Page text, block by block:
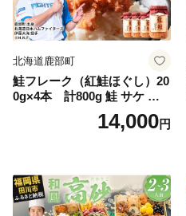
北海道鹿部町
鮭フレーク（紅鮭ほぐし）20
0g×4本 計800g 鮭 サケ 鮭
ほぐし サケフレーク シャケ
フレーク 鮭フレーク14,000円